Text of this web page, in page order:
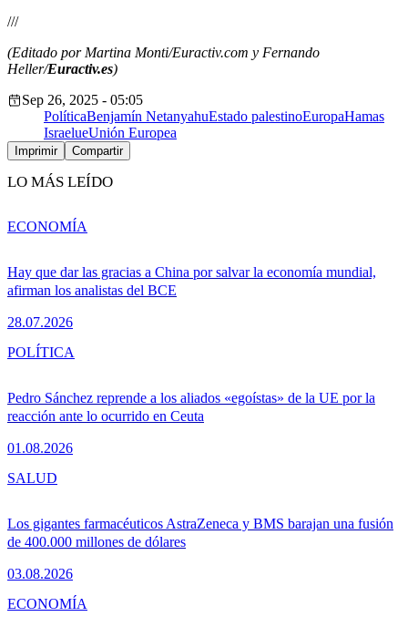
///
(Editado por Martina Monti/Euractiv.com y Fernando
Heller/Euractiv.es)
Sep 26, 2025 - 05:05
PolíticaBenjamín NetanyahuEstado palestinoEuropaHamas
IsraelueUnión Europea
Imprimir Compartir
LO MÁS LEÍDO
Hay que dar las gracias a China por salvar la economía mundial,
afirman los analistas del BCE
28.07.2026
ECONOMÍA
Pedro Sánchez reprende a los aliados «egoístas» de la UE por la
reacción ante lo ocurrido en Ceuta
01.08.2026
POLÍTICA
Los gigantes farmacéuticos AstraZeneca y BMS barajan una fusión
de 400.000 millones de dólares
03.08.2026
SALUD
ECONOMÍA